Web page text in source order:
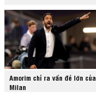
Amorim chỉ ra vấn đề lớn của
Milan